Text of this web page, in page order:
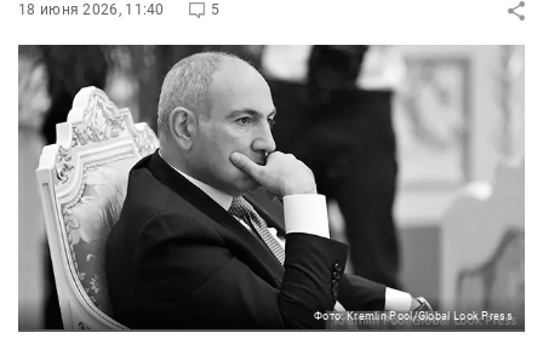
18 июня 2026, 11:40 5
Фото: Kremlin Pool/Global Look Press